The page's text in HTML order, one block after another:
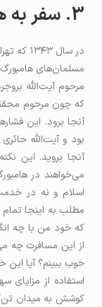
3. سفر به هامبورگ
در سال
مسلمان‌های
مرحوم آیت‌الله
که چون مرحوم
آنجا برود. این
بود و آیت‌الله
آنجا بروید. این
می‌خواهند در
اسلام و نه در
مطلب به اینجا
که خود من با چه
از این مسافرت چه
خوب ببینم؟ آیا این
استفاده از مزایای
کوشش به میدان